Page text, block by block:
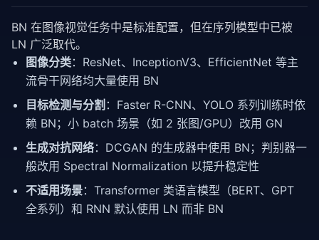
BN 在图像视觉任务中是标准配置，但在序列模型中已被
LN 广泛取代。
图像分类：ResNet、InceptionV3、EfficientNet 等主
流骨干网络均大量使用 BN
目标检测与分割 ：Faster R-CNN、YOLO 系列训练时依
赖 BN；小 batch 场景（如 2 张图/GPU）改用 GN
生成对抗网络：DCGAN 的生成器中使用 BN；判别器一
般改用 Spectral Normalization 以提升稳定性
不适用场景：Transformer 类语言模型（BERT、GPT
全系列）和 RNN 默认使用 LN 而非 BN